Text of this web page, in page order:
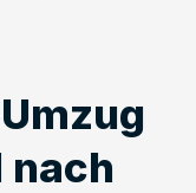
nach